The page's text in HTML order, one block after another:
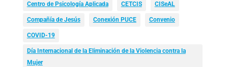
Centro de Psicología Aplicada CETCIS CISeAL
Compañía de Jesús Conexión PUCE Convenio
COVID-19
Día Internacional de la Eliminación de la Violencia contra la
Mujer